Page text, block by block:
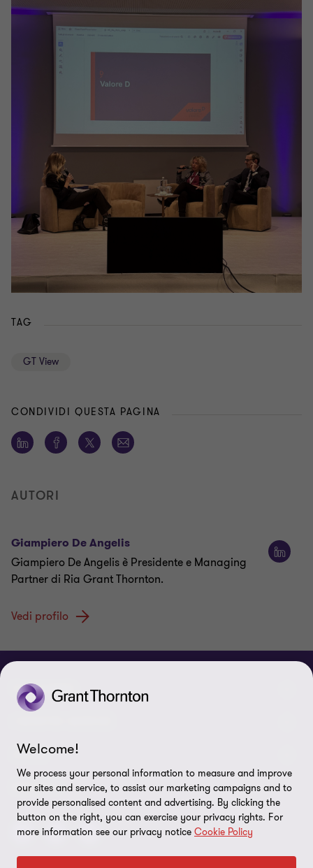
TAG
GT View
CONDIVIDI QUESTA PAGINA
AUTORI
Giampiero De Angelis
Giampiero De Angelis è Presidente e Managing
Partner di Ria Grant Thornton.
Vedi profilo
CHI SIAMO
Chi Siamo
Contattaci
Lavora con noi
I nostri servizi di assurance
I nostri servizi di advisory
I nostri servizi IT & Cloud
LEGAL
Privacy policy
Cookie policy
SEGUICI
Welcome!
We process your personal information to measure and improve
our sites and service, to assist our marketing campaigns and to
provide personalised content and advertising. By clicking the
button on the right, you can exercise your privacy rights. For
more information see our privacy notice Cookie Policy